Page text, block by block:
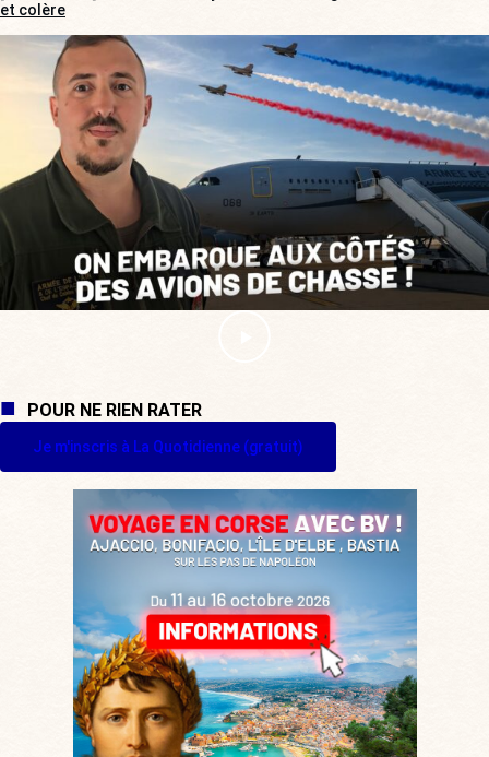
et colère
POUR NE RIEN RATER
Je m'inscris à La Quotidienne (gratuit)